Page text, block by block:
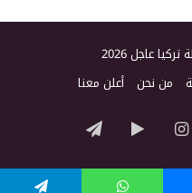
عاجل 2026
من نحن أعلن معنا
انستقرام‏Google
Play
تيلقرام